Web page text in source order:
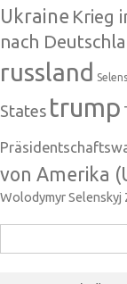
Ukraine Krieg
nach
russland
States trump
von Amerika
Wolodymyr Selenskyj
nach: